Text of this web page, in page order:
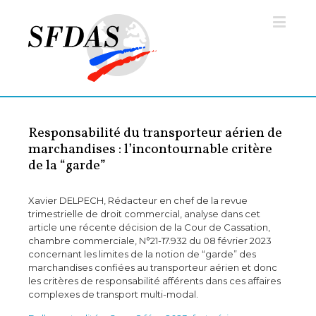
Responsabilité du transporteur aérien de
marchandises : l’incontournable critère
de la “garde”
Xavier DELPECH, Rédacteur en chef de la revue
trimestrielle de droit commercial, analyse dans cet
article une récente décision de la Cour de Cassation,
chambre commerciale, N°21-17.932 du 08 février 2023
concernant les limites de la notion de “garde” des
marchandises confiées au transporteur aérien et donc
les critères de responsabilité afférents dans ces affaires
complexes de transport multi-modal.